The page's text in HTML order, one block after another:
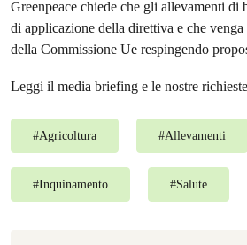
Greenpeace chiede che gli allevamenti
di applicazione della direttiva e che
della Commissione Ue respingendo
Leggi il media briefing e le nostre richieste
#Agricoltura #Allevamenti
#Inquinamento #Salute